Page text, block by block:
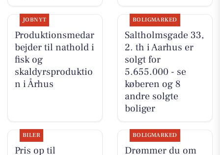
JOBNYT
Produktionsmedar
bejder til nathold i
fisk og
skaldyrsproduktio
n i Århus
BOLIGMARKED
Saltholmsgade 33,
2. th i Aarhus er
solgt for
5.655.000 - se
køberen og 8
andre solgte
boliger
BILER
Pris op til
BOLIGMARKED
Drømmer du om